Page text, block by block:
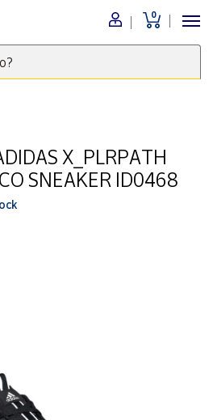
0
X_PLRPATH
SNEAKER ID0468